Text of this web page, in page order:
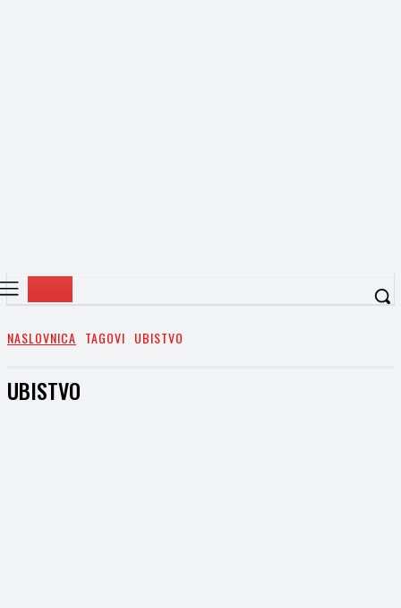
NASLOVNICA TAGOVI UBISTVO
UBISTVO